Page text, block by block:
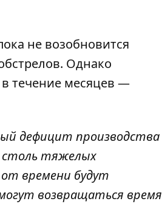
не возобновится
Однако
течение месяцев —
дефицит производства
столь тяжелых
времени будут
возвращаться время